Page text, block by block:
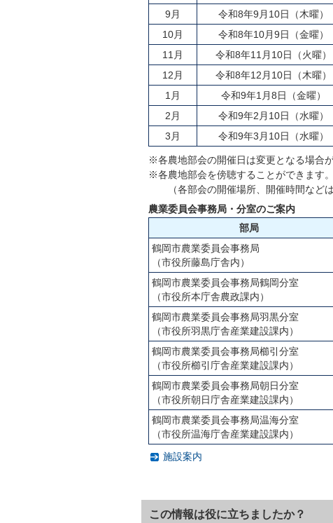
9月
令和8年9月10日（木曜）
10月
令和8年10月9日（金曜）
11月
令和8年11月10日（火曜）
12月
令和8年12月10日（木曜）
1月
令和9年1月8日（金曜）
2月
令和9年2月10日（水曜）
3月
令和9年3月10日（水曜）
※各農地部会の開催日は変更となる場合が
※各農地部会を傍聴することができます
（各部会の開催場所、開催時間などは
農業委員会事務局・分室のご案内
部局
鶴岡市農業委員会事務局
（市役所藤島庁舎内）
鶴岡市農業委員会事務局鶴岡分室
（市役所本庁舎農政課内）
鶴岡市農業委員会事務局羽黒分室
（市役所羽黒庁舎産業建設課内）
鶴岡市農業委員会事務局櫛引分室
（市役所櫛引庁舎産業建設課内）
鶴岡市農業委員会事務局朝日分室
（市役所朝日庁舎産業建設課内）
鶴岡市農業委員会事務局温海分室
（市役所温海庁舎産業建設課内）
施設案内
この情報は役に立ちましたか？